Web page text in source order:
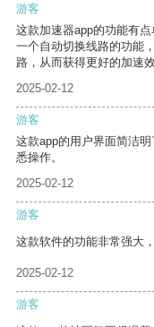
游客
这款加速器app的功能有
一个自动切换线路的功能
路，从而获得更好的加速效
2025-02-12
游客
这款app的用户界面简洁
悉操作。
2025-02-12
游客
这款软件的功能非常强大
2025-02-12
游客